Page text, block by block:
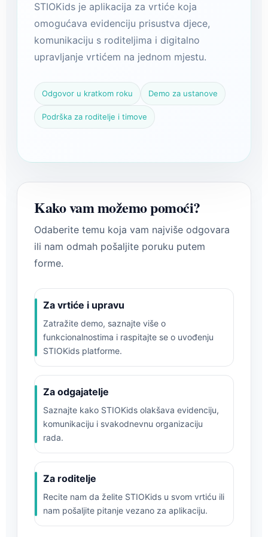
STIOKids je aplikacija za vrtiće koja
omogućava evidenciju prisustva djece,
komunikaciju s roditeljima i digitalno
upravljanje vrtićem na jednom mjestu.
Odgovor u kratkom roku Demo za ustanove
Podrška za roditelje i timove
Kako vam možemo pomoći?
Odaberite temu koja vam najviše odgovara
ili nam odmah pošaljite poruku putem
forme.
Za vrtiće i upravu
Zatražite demo, saznajte više o
funkcionalnostima i raspitajte se o uvođenju
STIOKids platforme.
Za odgajatelje
Saznajte kako STIOKids olakšava evidenciju,
komunikaciju i svakodnevnu organizaciju
rada.
Za roditelje
Recite nam da želite STIOKids u svom vrtiću ili
nam pošaljite pitanje vezano za aplikaciju.